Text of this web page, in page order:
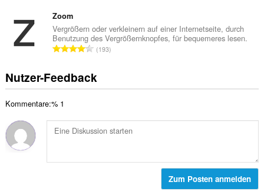
n
:
t
u
n
e
n
e
w
e
t
u
e
a
m
t
B
e
r
t
Zoom
Vergrößern oder verkleinern auf einer Internetseite, durch
Benutzung des Vergrößernknopfes, für bequemeres lesen.
G
s
a
e
B
e
193
Nutzer-Feedback
Kommentare:% 1
Zum Posten anmelden